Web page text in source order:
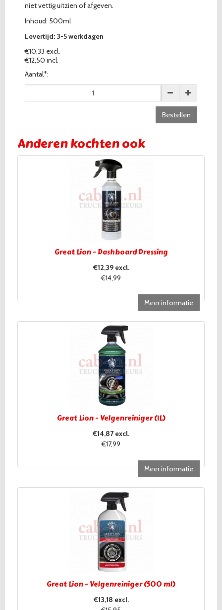
niet vettig uitzien of afgeven.
Inhoud: 500ml
Levertijd: 3-5 werkdagen
€10,33 excl.
€12,50 incl.
Aantal*:
Bestellen
Anderen kochten ook
Great Lion - Dashboard Dressing
€12,39 excl.
€14,99
Meer informatie
Great Lion - Velgenreiniger (1L)
€14,87 excl.
€17,99
Meer informatie
Great Lion - Velgenreiniger (500 ml)
€13,18 excl.